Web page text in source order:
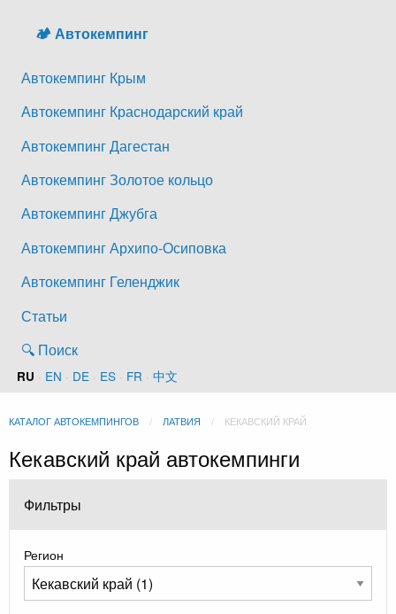
🏕️ Автокемпинг
Автокемпинг Крым
Автокемпинг Краснодарский край
Автокемпинг Дагестан
Автокемпинг Золотое кольцо
Автокемпинг Джубга
Автокемпинг Архипо-Осиповка
Автокемпинг Геленджик
Статьи
🔍 Поиск
RU · EN · DE · ES · FR · 中文
КАТАЛОГ АВТОКЕМПИНГОВ ЛАТВИЯ КЕКАВСКИЙ КРАЙ
Кекавский край автокемпинги
Фильтры
Регион